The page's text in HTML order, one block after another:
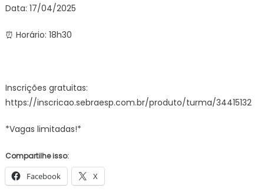
Data: 17/04/2025
⏰ Horário: 18h30
Inscrições gratuitas:
https://inscricao.sebraesp.com.br/produto/turma/34415132
*Vagas limitadas!*
Compartilhe isso:
Facebook X